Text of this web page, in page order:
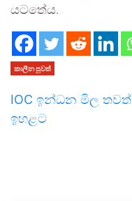
යටතේය.
කාලීන පුවත්
IOC ඉන්ධන මිල තවත්
ඉහළට